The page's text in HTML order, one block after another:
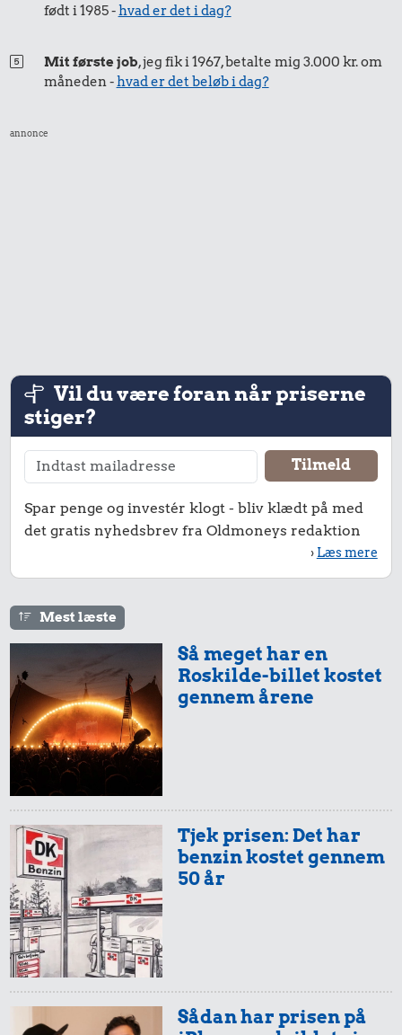
1,42 kr.
1/2 kg skæreost Kylling
0,64 kr.
200 g
chokolade
1,06 kr.
100 g garn
0,42 kr.
Franskbrød
Samlet pris i 1929
Priser i 2026
født i 1985 -hvad er det i dag?
Mit første job, jeg fik i 1967, betalte mig 3.000 kr. om
måneden -hvad er det beløb i dag?
annonce
Vil du være foran når priserne
stiger?
Spar penge og investér klogt - bliv klædt på med
det gratis nyhedsbrev fra Oldmoneys redaktion
› Læs mere
Mest læste
Så meget har en
Roskilde-billet kostet
gennem årene
Tjek prisen: Det har
benzin kostet gennem
50 år
Sådan har prisen på